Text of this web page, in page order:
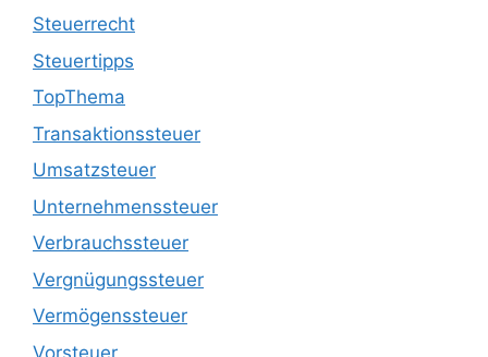
Steuerrecht
Steuertipps
TopThema
Transaktionssteuer
Umsatzsteuer
Unternehmenssteuer
Verbrauchssteuer
Vergnügungssteuer
Vermögenssteuer
Vorsteuer